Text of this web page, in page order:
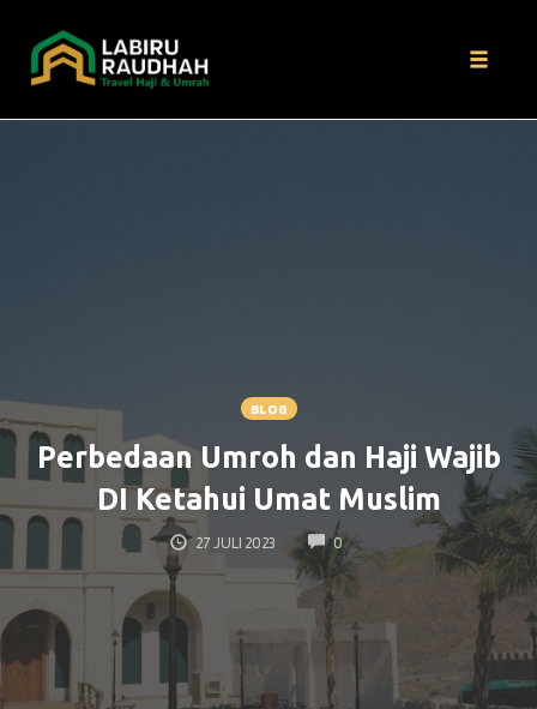
BLOG
Perbedaan Umroh dan Haji Wajib
DI Ketahui Umat Muslim
27 JULI 2023 0COMMENTS